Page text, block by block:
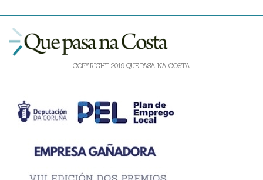
COPYRIGHT 2019 QUE PASA NA COSTA